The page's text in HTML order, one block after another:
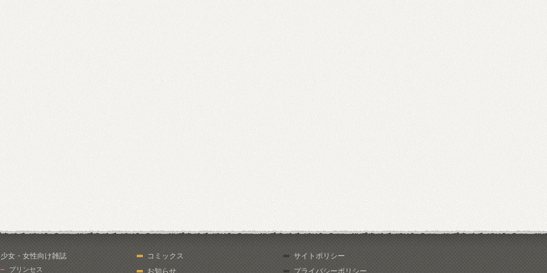
少女・女性向け雑誌
プリンセス
コミックス
お知らせ
サイトポリシー
プライバシーポリシー